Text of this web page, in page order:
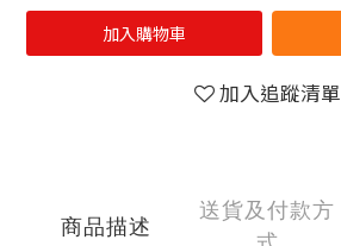
加入購物車
加入追蹤清單
商品描述
送貨及付款方